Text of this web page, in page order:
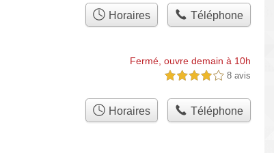
Horaires Téléphone
Fermé, ouvre demain à 10h
4,0 étoiles sur 5 8 avis
Horaires Téléphone